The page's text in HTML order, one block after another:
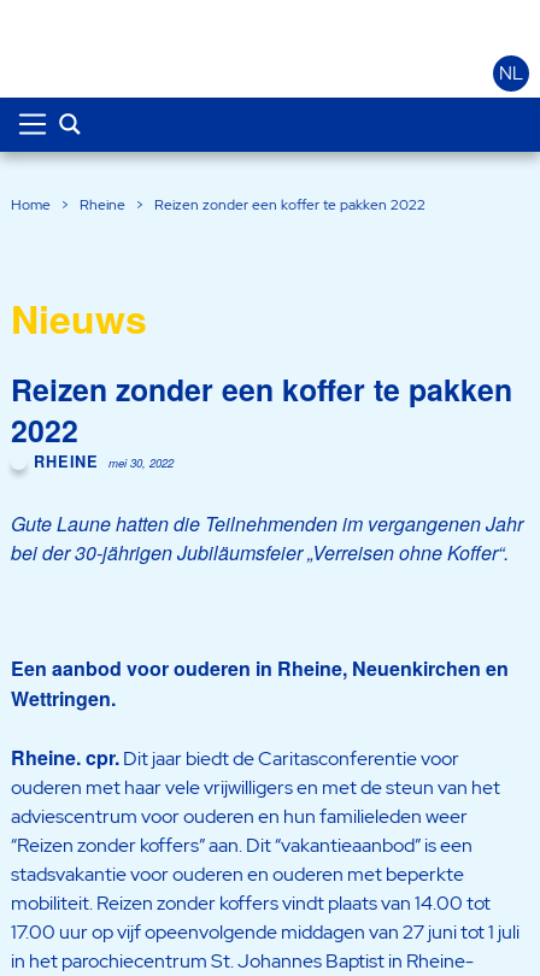
NL
Home > Rheine > Reizen zonder een koffer te pakken 2022
Nieuws
Reizen zonder een koffer te pakken
2022
RHEINE mei 30, 2022
Gute Laune hatten die Teilnehmenden im vergangenen Jahr
bei der 30-jährigen Jubiläumsfeier „Verreisen ohne Koffer“.
Een aanbod voor ouderen in Rheine, Neuenkirchen en
Wettringen.
Rheine. cpr.Dit jaar biedt de Caritasconferentie voor
ouderen met haar vele vrijwilligers en met de steun van het
adviescentrum voor ouderen en hun familieleden weer
“Reizen zonder koffers” aan. Dit “vakantieaanbod” is een
stadsvakantie voor ouderen en ouderen met beperkte
mobiliteit. Reizen zonder koffers vindt plaats van 14.00 tot
17.00 uur op vijf opeenvolgende middagen van 27 juni tot 1 juli
in het parochiecentrum St. Johannes Baptist in Rheine-